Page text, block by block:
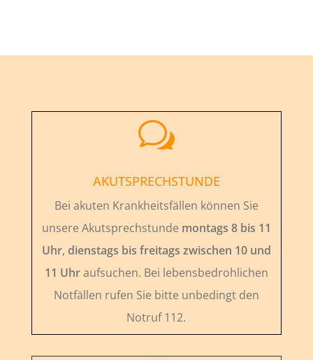
w
AKUTSPRECHSTUNDE
Bei akuten Krankheitsfällen können Sie
unsere Akutsprechstunde montags 8 bis 11
Uhr, dienstags bis freitags zwischen 10 und
11 Uhraufsuchen. Bei lebensbedrohlichen
Notfällen rufen Sie bitte unbedingt den
Notruf 112.